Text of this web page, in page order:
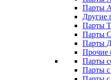
Парты
Другие
Парты
Парты
Парты
Прочие
Парты
Парты с